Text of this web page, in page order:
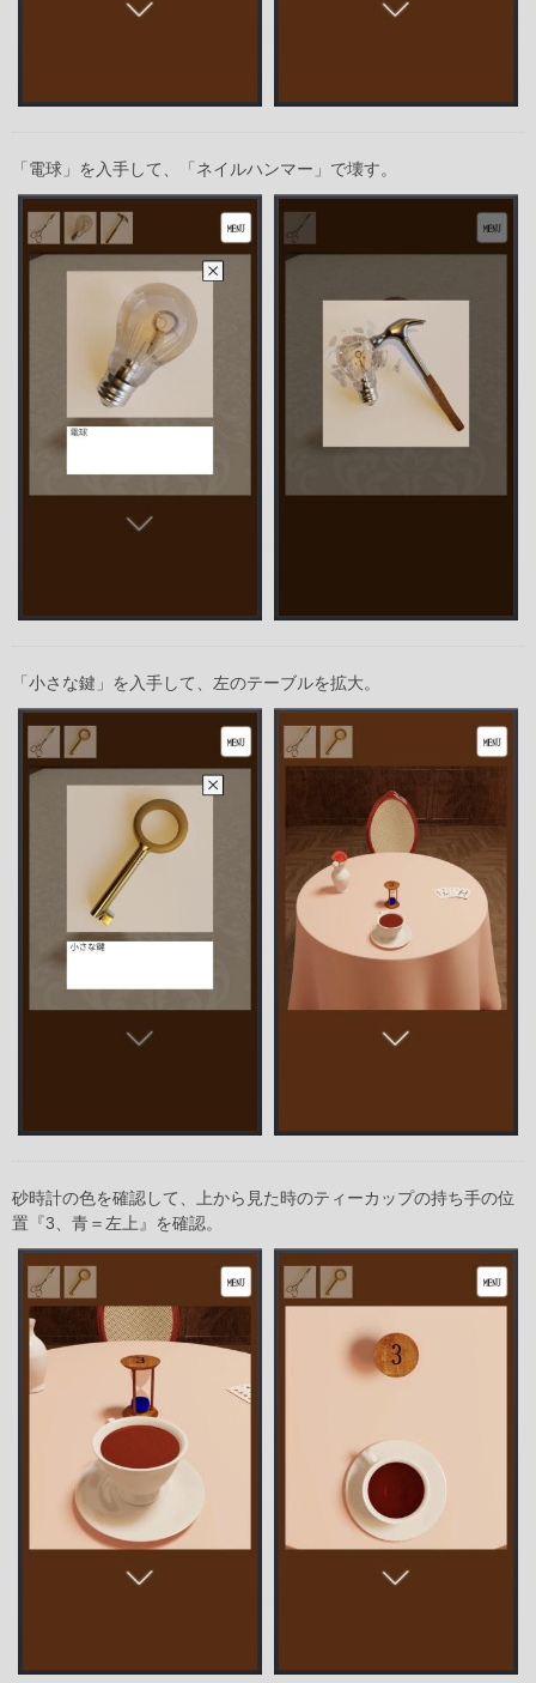
「電球」を入手して、「ネイルハンマー」で壊す。
「小さな鍵」を入手して、左のテーブルを拡大。
砂時計の色を確認して、上から見た時のティーカップの持ち手の位
置『3、青＝左上』を確認。